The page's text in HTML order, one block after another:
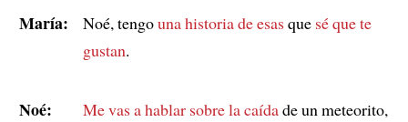
María: Noé, tengouna historia de esasque sé que te
gustan.
Noé: Me vas a hablar sobrela caídade un meteorito,